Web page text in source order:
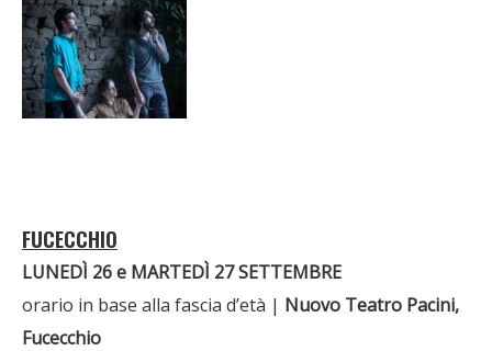
FUCECCHIO
LUNEDÌ 26 e MARTEDÌ 27 SETTEMBRE
orario in base alla fascia d’età | Nuovo Teatro Pacini,
Fucecchio